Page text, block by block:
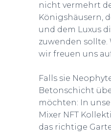
nicht vermehrt
Königshäusern,
und dem Luxus
zuwenden sollte.
wir freuen uns
Falls sie
Betonschicht
möchten: In
Mixer NFT
das richtige